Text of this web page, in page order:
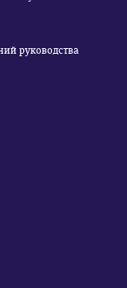
руководства